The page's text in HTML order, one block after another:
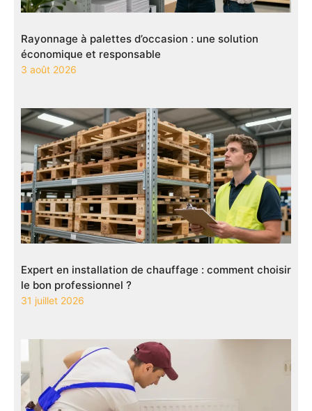
Rayonnage à palettes d’occasion : une solution
économique et responsable
3 août 2026
Expert en installation de chauffage : comment choisir
le bon professionnel ?
31 juillet 2026